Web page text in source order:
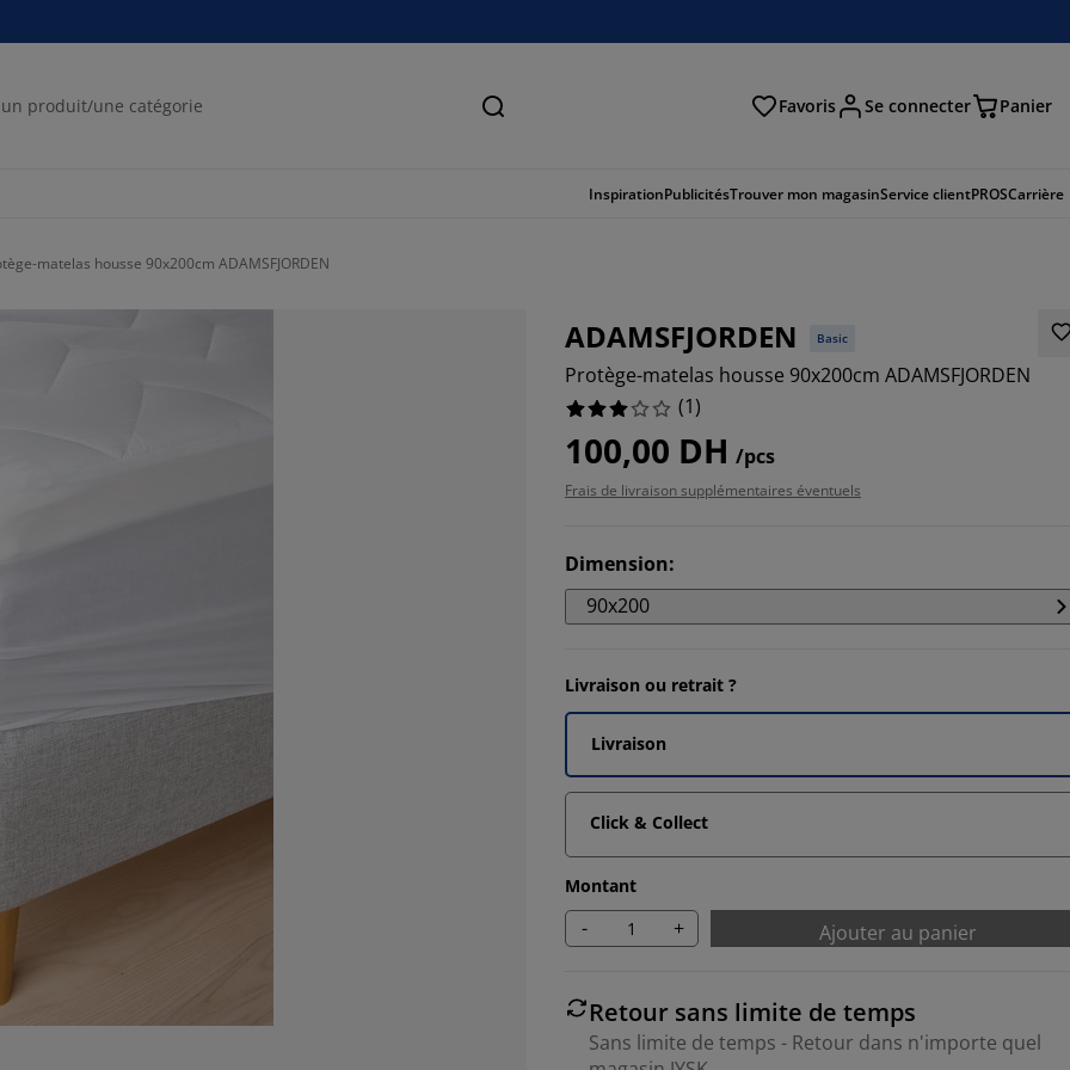
Chercher Favoris Se connecter Panier
InspirationPublicitésTrouver mon magasinService clientPROSCarrière
matelas housse 90x200cm ADAMSFJORDEN
ADAMSFJORDEN Basic
Protège-matelas housse 90x200cm ADAMSFJORDEN
(1)
100,00 DH /pcs
Frais de livraison supplémentaires éventuels
Dimension:
90x200
Livraison ou retrait ?
Livraison
Click & Collect
Montant
- + Ajouter au panier
Retour sans limite de temps
Sans limite de temps - Retour dans n'importe quel